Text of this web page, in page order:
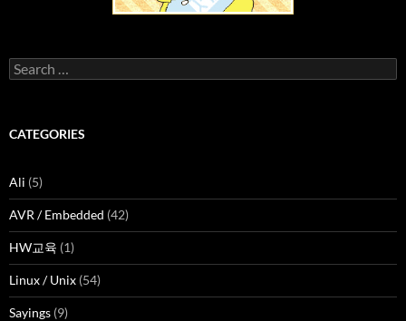
Search
for:
CATEGORIES
Ali (5)
AVR / Embedded (42)
HW교육 (1)
Linux / Unix (54)
Sayings (9)